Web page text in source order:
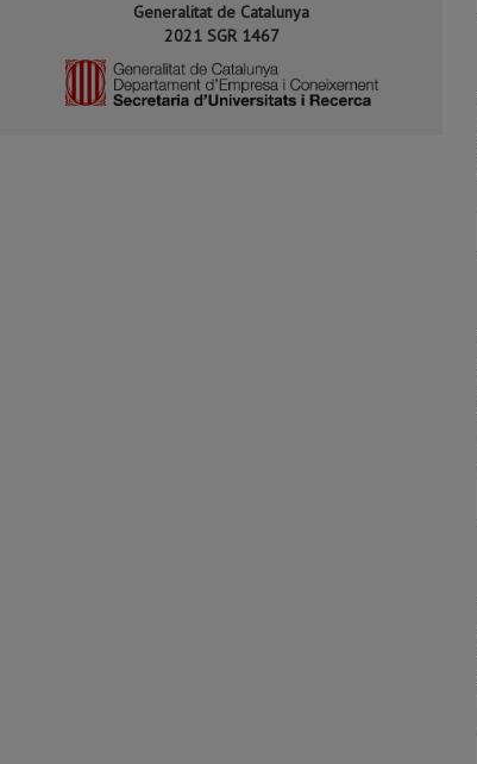
Generalitat de Catalunya
2021 SGR 1467